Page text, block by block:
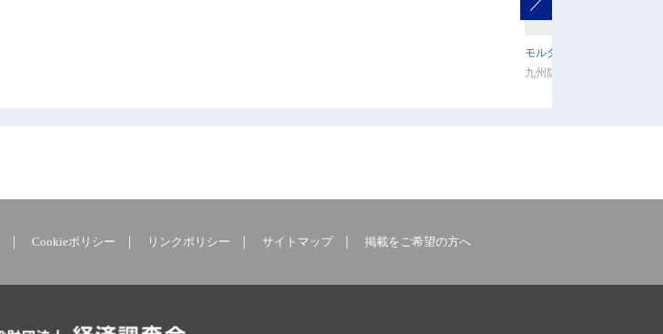
モルダム工法
九州防災メンテナンス株式
Cookieポリシー リンクポリシー サイトマップ 掲載をご希望の方へ